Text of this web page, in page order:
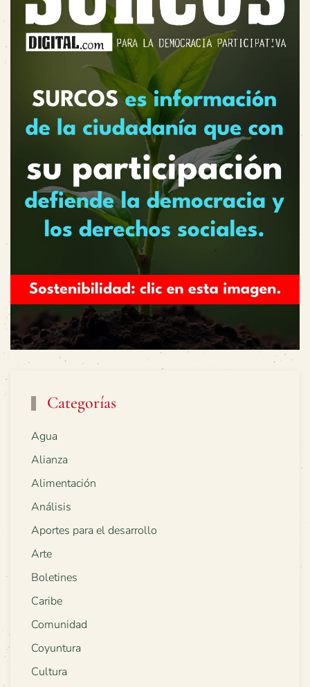
Categorías
Agua
Alianza
Alimentación
Análisis
Aportes para el desarrollo
Arte
Boletines
Caribe
Comunidad
Coyuntura
Cultura